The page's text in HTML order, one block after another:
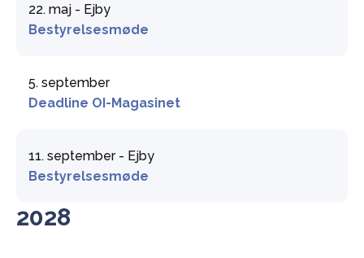
22. maj - Ejby
Bestyrelsesmøde
5. september
Deadline OI-Magasinet
11. september - Ejby
Bestyrelsesmøde
2028